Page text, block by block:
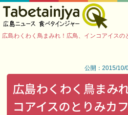
広島わくわく鳥まみれ！広鳥、インコアイスの
公開：2015/10/
広島わくわく鳥まみ
コアイスのとりみカ